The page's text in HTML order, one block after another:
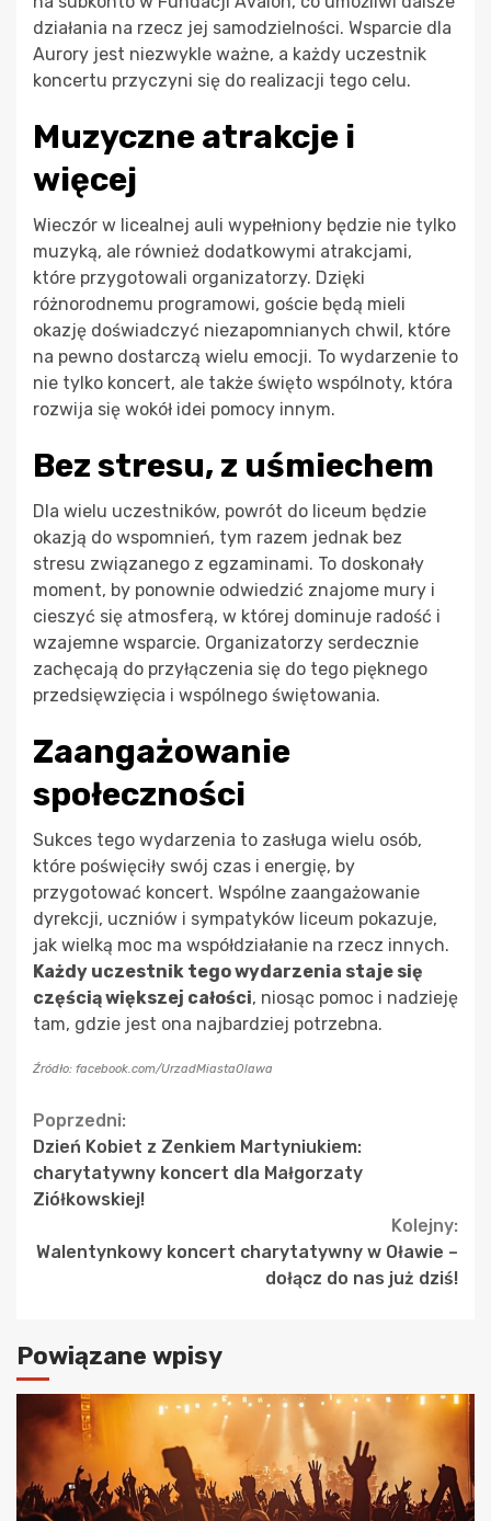
działania na rzecz jej samodzielności. Wsparcie dla
Aurory jest niezwykle ważne, a każdy uczestnik
koncertu przyczyni się do realizacji tego celu.
Muzyczne atrakcje i
więcej
Wieczór w licealnej auli wypełniony będzie nie tylko
muzyką, ale również dodatkowymi atrakcjami,
które przygotowali organizatorzy. Dzięki
różnorodnemu programowi, goście będą mieli
okazję doświadczyć niezapomnianych chwil, które
na pewno dostarczą wielu emocji. To wydarzenie to
nie tylko koncert, ale także święto wspólnoty, która
rozwija się wokół idei pomocy innym.
Bez stresu, z uśmiechem
Dla wielu uczestników, powrót do liceum będzie
okazją do wspomnień, tym razem jednak bez
stresu związanego z egzaminami. To doskonały
moment, by ponownie odwiedzić znajome mury i
cieszyć się atmosferą, w której dominuje radość i
wzajemne wsparcie. Organizatorzy serdecznie
zachęcają do przyłączenia się do tego pięknego
przedsięwzięcia i wspólnego świętowania.
Zaangażowanie
społeczności
Sukces tego wydarzenia to zasługa wielu osób,
które poświęciły swój czas i energię, by
przygotować koncert. Wspólne zaangażowanie
dyrekcji, uczniów i sympatyków liceum pokazuje,
jak wielką moc ma współdziałanie na rzecz innych.
Każdy uczestnik tego wydarzenia staje się
częścią większej całości, niosąc pomoc i nadzieję
tam, gdzie jest ona najbardziej potrzebna.
Źródło: facebook.com/UrzadMiastaOlawa
Continue
Reading
Poprzedni:
Dzień Kobiet z Zenkiem Martyniukiem:
charytatywny koncert dla Małgorzaty
Ziółkowskiej!
Kolejny:
Walentynkowy koncert charytatywny w Oławie –
dołącz do nas już dziś!
Powiązane wpisy